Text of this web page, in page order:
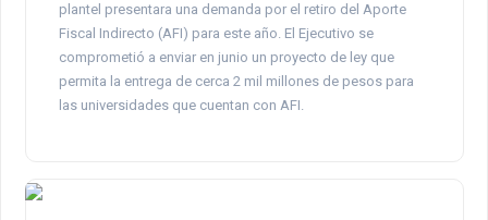
plantel presentara una demanda por el retiro del Aporte
Fiscal Indirecto (AFI) para este año. El Ejecutivo se
comprometió a enviar en junio un proyecto de ley que
permita la entrega de cerca 2 mil millones de pesos para
las universidades que cuentan con AFI.